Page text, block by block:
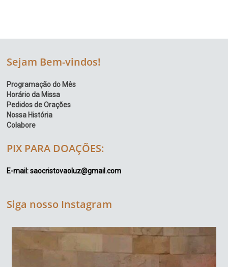
Sejam Bem-vindos!
Programação do Mês
Horário da Missa
Pedidos de Orações
Nossa História
Colabore
PIX PARA DOAÇÕES:
E-mail: saocristovaoluz@gmail.com
Siga nosso Instagram